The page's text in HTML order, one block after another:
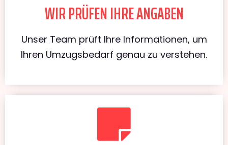
WIR PRÜFEN IHRE ANGABEN
Unser Team prüft Ihre Informationen, um
Ihren Umzugsbedarf genau zu verstehen.